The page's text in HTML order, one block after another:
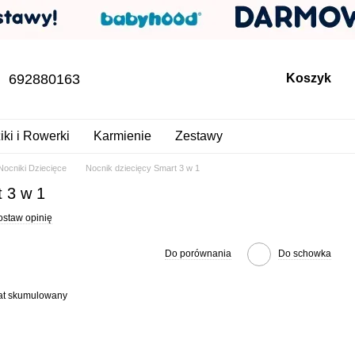
692880163 Koszyk
i Rowerki Karmienie Zestawy
Dziecięce Nocnik dziecięcy Smart 3 w 1
3 w 1
opinię
Do porównania Do schowka
skumulowany